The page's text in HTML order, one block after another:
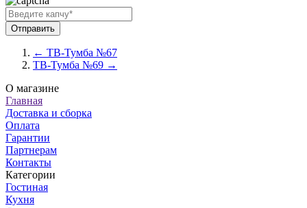
← ТВ-Тумба №67
ТВ-Тумба №69 →
О магазине
Главная
Доставка и сборка
Оплата
Гарантии
Партнерам
Контакты
Категории
Гостиная
Кухня